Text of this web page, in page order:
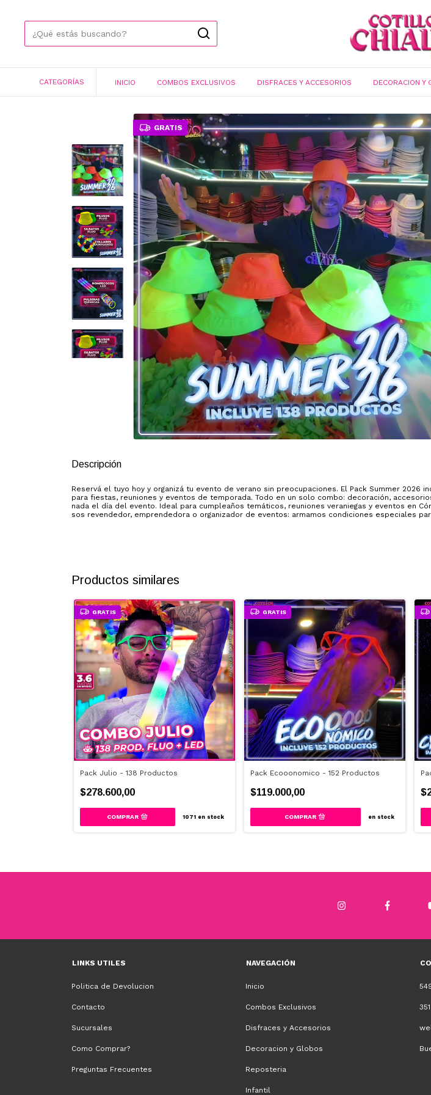
CATEGORÍAS INICIO COMBOS EXCLUSIVOS DISFRACES Y ACCESORIOS DECORACION Y
GRATIS
Descripción
Reservá el tuyo hoy y organizá tu evento de verano sin preocupaciones. El Pack Summer 2026
para fiestas, reuniones y eventos de temporada. Todo en un solo combo: decoración,
nada el día del evento. Ideal para cumpleaños temáticos, reuniones veraniegas y eventos en
sos revendedor, emprendedora o organizador de eventos: armamos condiciones especiales
Productos similares
GRATIS
Pack Julio - 138 Productos
$278.600,00
1071en stock
GRATIS
Pack Ecooonomico - 152 Productos
$119.000,00
en stock
LINKS UTILES
Politica de Devolucion
Contacto
Sucursales
Como Comprar?
Preguntas Frecuentes
NAVEGACIÓN
Inicio
Combos Exclusivos
Disfraces y Accesorios
Decoracion y Globos
Reposteria
Infantil